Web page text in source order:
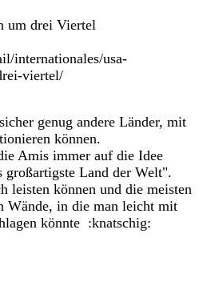
um drei Viertel
internationales/usa-
viertel/
genug andere Länder, mit
können.
Amis immer auf die Idee
Land der Welt".
leisten können und die meisten
Wände, in die man leicht mit
könnte :knatschig: